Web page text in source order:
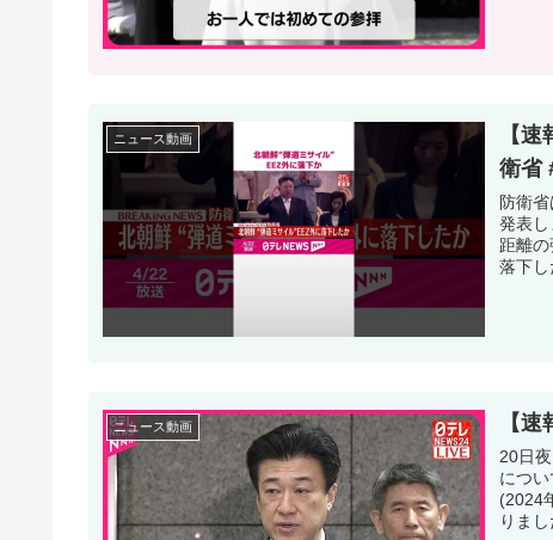
ニュース動画
【
衛省
防衛
発表
距離
落下し
ニュース動画 【
20日
につ
(2024
りま